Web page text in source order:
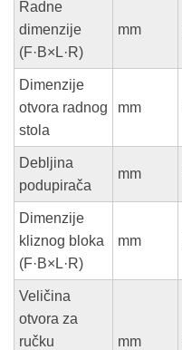
Radne
dimenzije
(F·B×L·R)
mm
Dimenzije
otvora radnog
stola
mm
Debljina
podupirača
mm
Dimenzije
kliznog bloka
(F·B×L·R)
mm
Veličina
otvora za
ručku
mm